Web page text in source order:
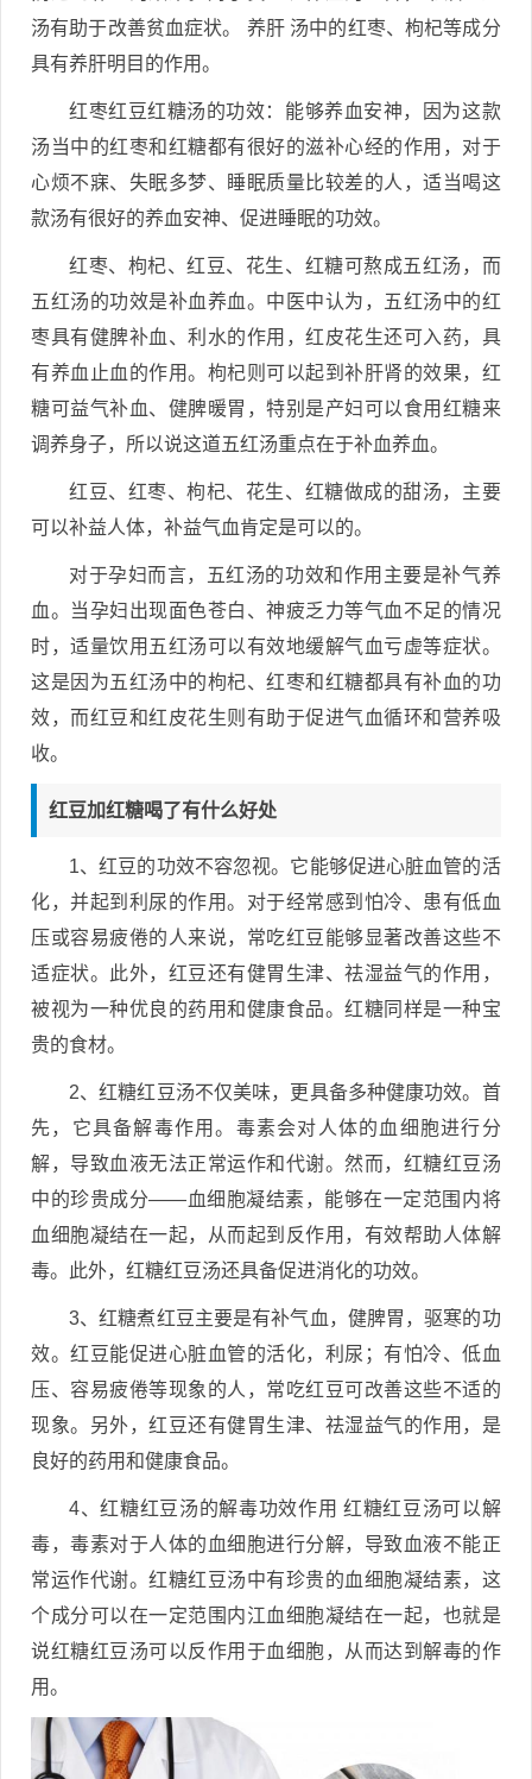
汤有助于改善贫血症状。 养肝 汤中的红枣、枸杞等成分
具有养肝明目的作用。
红枣红豆红糖汤的功效：能够养血安神，因为这款
汤当中的红枣和红糖都有很好的滋补心经的作用，对于
心烦不寐、失眠多梦、睡眠质量比较差的人，适当喝这
款汤有很好的养血安神、促进睡眠的功效。
红枣、枸杞、红豆、花生、红糖可熬成五红汤，而
五红汤的功效是补血养血。中医中认为，五红汤中的红
枣具有健脾补血、利水的作用，红皮花生还可入药，具
有养血止血的作用。枸杞则可以起到补肝肾的效果，红
糖可益气补血、健脾暖胃，特别是产妇可以食用红糖来
调养身子，所以说这道五红汤重点在于补血养血。
红豆、红枣、枸杞、花生、红糖做成的甜汤，主要
可以补益人体，补益气血肯定是可以的。
对于孕妇而言，五红汤的功效和作用主要是补气养
血。当孕妇出现面色苍白、神疲乏力等气血不足的情况
时，适量饮用五红汤可以有效地缓解气血亏虚等症状。
这是因为五红汤中的枸杞、红枣和红糖都具有补血的功
效，而红豆和红皮花生则有助于促进气血循环和营养吸
收。
红豆加红糖喝了有什么好处
1、红豆的功效不容忽视。它能够促进心脏血管的活
化，并起到利尿的作用。对于经常感到怕冷、患有低血
压或容易疲倦的人来说，常吃红豆能够显著改善这些不
适症状。此外，红豆还有健胃生津、祛湿益气的作用，
被视为一种优良的药用和健康食品。红糖同样是一种宝
贵的食材。
2、红糖红豆汤不仅美味，更具备多种健康功效。首
先，它具备解毒作用。毒素会对人体的血细胞进行分
解，导致血液无法正常运作和代谢。然而，红糖红豆汤
中的珍贵成分——血细胞凝结素，能够在一定范围内将
血细胞凝结在一起，从而起到反作用，有效帮助人体解
毒。此外，红糖红豆汤还具备促进消化的功效。
3、红糖煮红豆主要是有补气血，健脾胃，驱寒的功
效。红豆能促进心脏血管的活化，利尿；有怕冷、低血
压、容易疲倦等现象的人，常吃红豆可改善这些不适的
现象。另外，红豆还有健胃生津、祛湿益气的作用，是
良好的药用和健康食品。
4、红糖红豆汤的解毒功效作用 红糖红豆汤可以解
毒，毒素对于人体的血细胞进行分解，导致血液不能正
常运作代谢。红糖红豆汤中有珍贵的血细胞凝结素，这
个成分可以在一定范围内江血细胞凝结在一起，也就是
说红糖红豆汤可以反作用于血细胞，从而达到解毒的作
用。